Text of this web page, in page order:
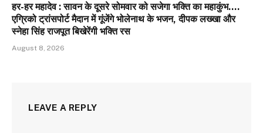
हर-हर महादेव : सावन के दूसरे सोमवार को सजेगा भक्ति का महाकुंभ….
एग्रिको ट्रांसपोर्ट मैदान में गूंजेंगे भोलेनाथ के भजन, दीपक लख्खा और
स्नेहा सिंह राजपूत बिखेरेंगी भक्ति रस
August 8, 2026
LEAVE A REPLY